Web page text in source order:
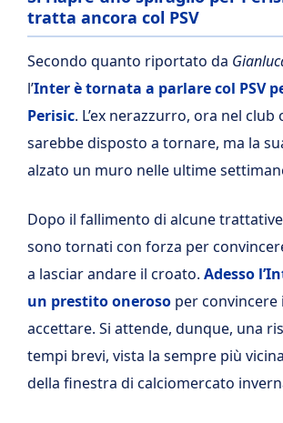
tratta ancora col PSV
Secondo quanto riportato da
l’Inter è tornata a parlare col PSV
Perisic. L’ex nerazzurro, ora nel club
sarebbe disposto a tornare, ma la
alzato un muro nelle ultime
Dopo il fallimento di alcune
sono tornati con forza per
a lasciar andare il croato. Adesso
un prestito oneroso per convincere
accettare. Si attende, dunque, una
tempi brevi, vista la sempre più
della finestra di calciomercato